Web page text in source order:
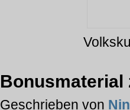
Bonusmaterial
Geschrieben von